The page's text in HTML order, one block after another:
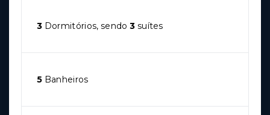
3 Dormitórios, sendo3 suítes
5 Banheiros